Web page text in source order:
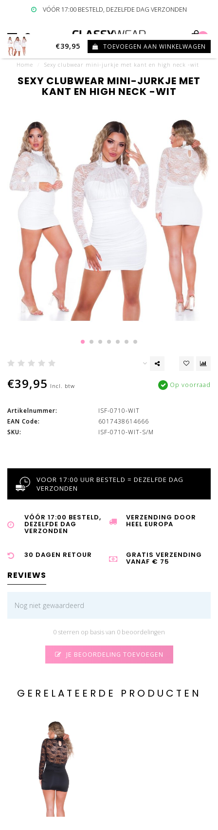
VÓÓR 17:00 BESTELD, DEZELFDE DAG VERZONDEN
Home Sexy clubwear mini-jurkje met kant en high neck -wit
€39,95 TOEVOEGEN AAN WINKELWAGEN
SEXY CLUBWEAR MINI-JURKJE MET
KANT EN HIGH NECK -WIT
€39,95 Incl. btw Op voorraad
Artikelnummer:
ISF-0710-WIT
EAN Code:
6017438614666
SKU:
ISF-0710-WIT-S/M
VOOR 17:00 UUR BESTELD = DEZELFDE DAG
VERZONDEN
VÓÓR 17:00 BESTELD,
DEZELFDE DAG
VERZONDEN
VERZENDING DOOR
HEEL EUROPA
30 DAGEN RETOUR GRATIS VERZENDING
VANAF € 75
REVIEWS
Nog niet gewaardeerd
0 sterren op basis van 0 beoordelingen
JE BEOORDELING TOEVOEGEN
GERELATEERDE PRODUCTEN